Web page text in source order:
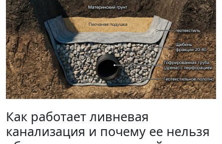
Как работает ливневая
канализация и почему ее нельзя